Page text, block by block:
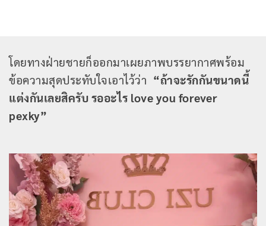
โดยทางฝ่ายชายก็ออกมาเผยภาพบรรยากาศพร้อม
ข้อความสุดประทับใจเอาไว้ว่า “ถ้าจะรักกันขนาดนี้
แต่งกันเลยสิครับ รออะไร love you forever
pexky”